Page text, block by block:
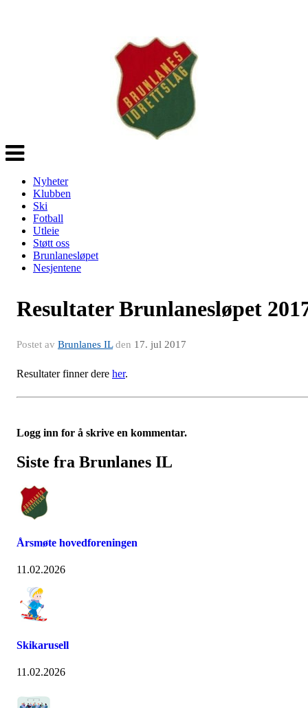
Veksle
navigasjon
Nyheter
Klubben
Ski
Fotball
Utleie
Støtt oss
Brunlanesløpet
Nesjentene
Resultater Brunlanesløpet
Postet av Brunlanes ILden 17. jul 2017
Resultater finner dere her.
Logg inn for å skrive en kommentar.
Siste fra Brunlanes IL
Årsmøte hovedforeningen
11.02.2026
Skikarusell
11.02.2026